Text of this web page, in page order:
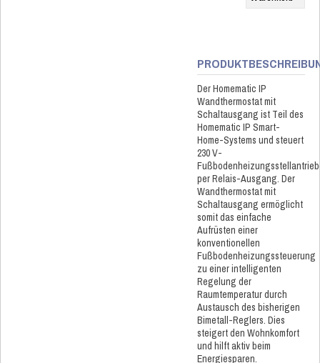
Der Homematic IP
Wandthermostat mit
Schaltausgang ist Teil des
Homematic IP Smart-
Home-Systems und steuert
230 V-
per Relais-Ausgang. Der
Wandthermostat mit
Schaltausgang ermöglicht
somit das einfache
Aufrüsten einer
konventionellen
Fußbodenheizungssteuerung
zu einer intelligenten
Regelung der
Raumtemperatur durch
Austausch des bisherigen
Bimetall-Reglers. Dies
steigert den Wohnkomfort
und hilft aktiv beim
Energiesparen.